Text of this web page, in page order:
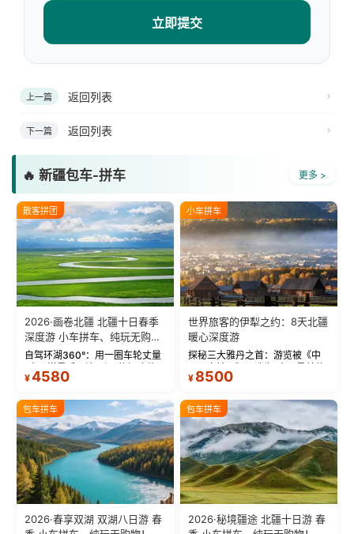
立即提交
上一篇 返回列表
下一篇 返回列表
🔥 新疆包车-拼车 更多 >
散客拼团
2026·画卷北疆 北疆十日春季
深度游 小车拼车、纯玩无购
物！
自驾环湖360°：用一圈车轮丈量
蓝。 赛湖旅拍：甄选多款风格服
绝美瞬间。 赛湖坦克300跟车视
频：专业摄影师...
¥4580
小车拼车
世界旅客的伊犁之约：8天北疆
暖心深度游
探秘三大雅丹之首：游览被《中
三大雅丹”第一名的克拉玛依魔鬼
瓦人最大村落——禾木村，欣赏
晨雾与小木...
¥ 8500
包车拼车
2026·春享双湖 双湖八日游 春
包车拼车
2026·秘境疆途 北疆十日游 春